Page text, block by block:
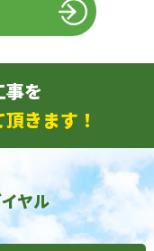
を
きます！
ヤル